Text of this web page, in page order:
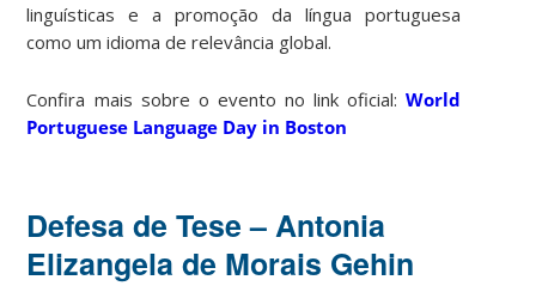
linguísticas e a promoção da língua portuguesa
como um idioma de relevância global.
Confira mais sobre o evento no link oficial:World
Portuguese Language Day in Boston
Defesa de Tese – Antonia
Elizangela de Morais Gehin